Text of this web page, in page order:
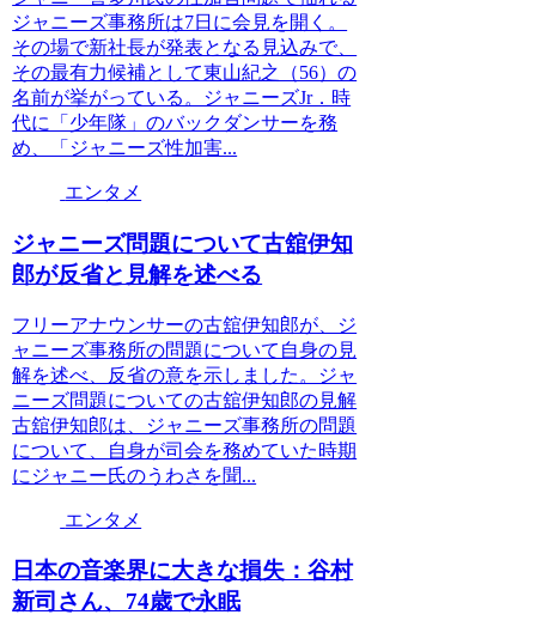
ジャニーズ事務所は7日に会見を開く。
その場で新社長が発表となる見込みで、
その最有力候補として東山紀之（56）の
名前が挙がっている。ジャニーズJr．時
代に「少年隊」のバックダンサーを務
め、「ジャニーズ性加害...
エンタメ
ジャニーズ問題について古舘伊知
郎が反省と見解を述べる
フリーアナウンサーの古舘伊知郎が、ジ
ャニーズ事務所の問題について自身の見
解を述べ、反省の意を示しました。ジャ
ニーズ問題についての古舘伊知郎の見解
古舘伊知郎は、ジャニーズ事務所の問題
について、自身が司会を務めていた時期
にジャニー氏のうわさを聞...
エンタメ
日本の音楽界に大きな損失：谷村
新司さん、74歳で永眠